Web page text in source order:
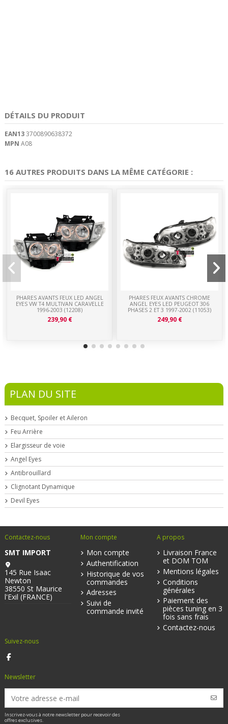
DÉTAILS DU PRODUIT
EAN133700890638372
MPN A08
16 AUTRES PRODUITS DANS LA MÊME CATÉGORIE :
PHARES AVANTS FEUX LED ANGEL
EYES VW T4 MULTIVAN CARAVELLE
1996-2003 (12208)
239,90 €
PHARES FEUX AVANTS CHROME
ANGEL EYES LED PEUGEOT 306
PHASES 2 ET 3 1997-2002 (11053)
249,90 €
PLAN DU SITE
Becquet, Spoiler et Aileron
Feu Arrière
Elargisseur de voie
Angel Eyes
Antibrouillard
Clignotant Dynamique
Devil Eyes
Contactez-nous
SMT IMPORT
145 Rue Isaac
Newton
38550 St Maurice
l'Exil (FRANCE)
Mon compte
Mon compte
Authentification
Historique de vos
commandes
Adresses
Suivi de
commande invité
A propos
Livraison France
et DOM TOM
Mentions légales
Conditions
générales
Paiement des
pièces tuning en 3
fois sans frais
Contactez-nous
Suivez-nous
Newsletter
Inscrivez-vous à notre newsletter pour recevoir des
offres exclusives.